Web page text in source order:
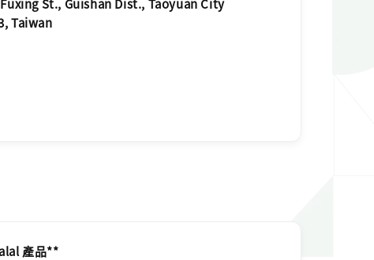
St., Guishan Dist., Taoyuan City
Taiwan
產品**